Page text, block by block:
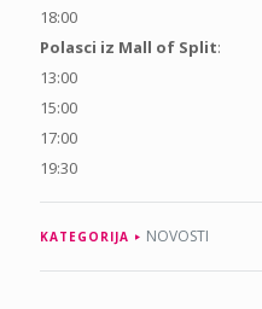
18:00
Polasci iz Mall of Split:
13:00
15:00
17:00
19:30
KATEGORIJA NOVOSTI